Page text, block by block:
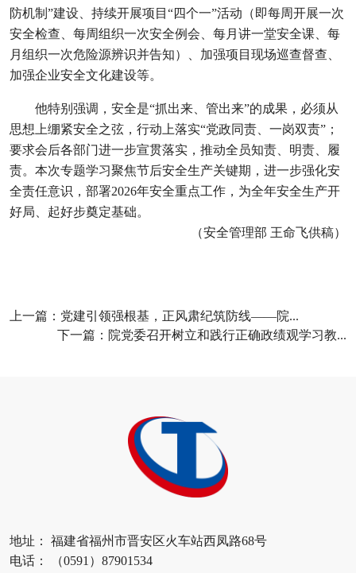
防机制”建设、持续开展项目“四个一”活动‌（即每周开展一次
安全检查、每周组织一次安全例会、每月讲一堂安全课、每
月组织一次危险源辨识并告知）、加强项目现场巡查督查‌、
加强企业安全文化建设‌等。
他特别强调，安全是“抓出来、管出来”的成果，必须从
思想上绷紧安全之弦，行动上落实“党政同责、一岗双责”；
要求会后各部门进一步宣贯落实，推动全员知责、明责、履
责。‌本次专题学习聚焦节后安全生产关键期，进一步强化安
全责任意识，部署2026年安全重点工作，为全年安全生产开
好局、起好步奠定基础。
（安全管理部 王命飞供稿）
上一篇： 党建引领强根基，正风肃纪筑防线——院...
下一篇： 院党委召开树立和践行正确政绩观学习教...
地址： 福建省福州市晋安区火车站西凤路68号
电话： （0591）87901534